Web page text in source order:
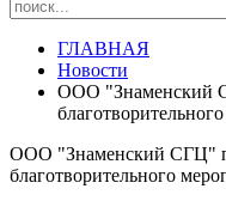
ГЛАВНАЯ
Новости
ООО "Знаменский
ООО "Знаменский СГЦ"
благотворительного